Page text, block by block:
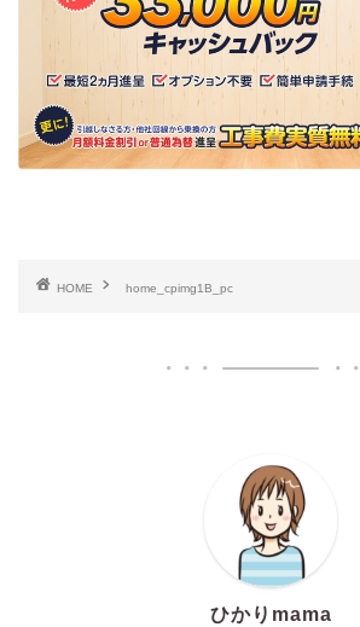
HOME home_cpimg1B_pc
ひかりmama